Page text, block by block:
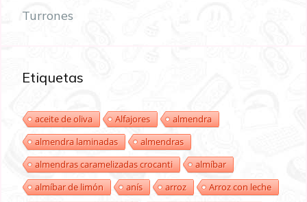
Turrones
Etiquetas
aceite de oliva Alfajores
almendra
almendra laminadas
almendras
almendras caramelizadas crocanti
almíbar
almíbar de limón
anís arroz
Arroz con leche